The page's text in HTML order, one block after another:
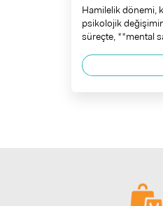
Hamilelik dönemi,
psikolojik
süreçte, **mental